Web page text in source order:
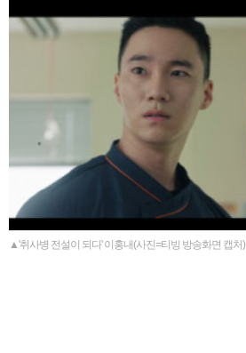
▲'취사병 전설이 되다' 이홍내(사진=티빙 방송화면 캡처)